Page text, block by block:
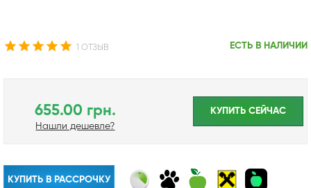
1 ОТЗЫВ ЕСТЬ В НАЛИЧИИ
655.00 грн.
Нашли дешевле?
КУПИТЬ CЕЙЧАС
КУПИТЬ В РАССРОЧКУ